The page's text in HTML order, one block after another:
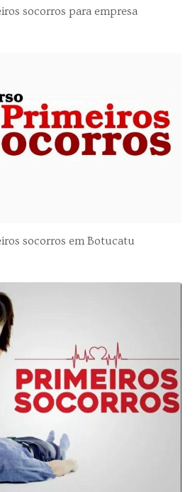
socorros para empresa
socorros em Botucatu